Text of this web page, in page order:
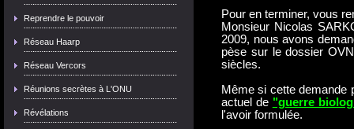
Reprendre le pouvoir
Réseau Haarp
Réseau Vercors
Réunions secrètes à L'ONU
Révélations
Pour en terminer, vous
Monsieur Nicolas
2009, nous avons
pèse sur le dossier
siècles.
Même si cette demande
actuel de "guerre
l'avoir formulée.